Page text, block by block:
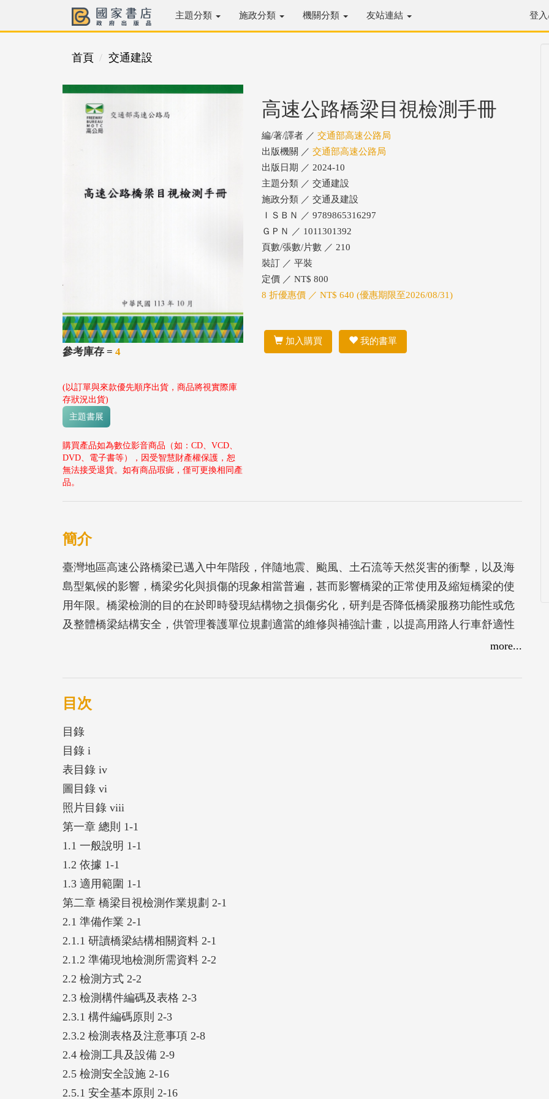
主題分類 施政分類 機關分類 友站連結 登
首頁 交通建設
參考庫存 = 4
(以訂單與來款優先順序出貨，商品將視實際庫
存狀況出貨)
主題書展
購買產品如為數位影音商品（如：CD、VCD、
DVD、電子書等），因受智慧財產權保護，恕
無法接受退貨。如有商品瑕疵，僅可更換相同產
品。
高速公路橋梁目視檢測手冊
編/著/譯者 ／ 交通部高速公路局
出版機關 ／ 交通部高速公路局
出版日期 ／ 2024-10
主題分類 ／ 交通建設
施政分類 ／ 交通及建設
ＩＳＢＮ ／ 9789865316297
ＧＰＮ ／ 1011301392
頁數/張數/片數 ／ 210
裝訂 ／ 平裝
定價 ／ NT$ 800
8 折優惠價 ／ NT$ 640 (優惠期限至2026/08/31)
加入購買 我的書單
簡介
臺灣地區高速公路橋梁已邁入中年階段，伴隨地震、颱風、土石流等天然災害的衝擊，以及海
島型氣候的影響，橋梁劣化與損傷的現象相當普遍，甚而影響橋梁的正常使用及縮短橋梁的使
用年限。橋梁檢測的目的在於即時發現結構物之損傷劣化，研判是否降低橋梁服務功能性或危
及整體橋梁結構安全，供管理養護單位規劃適當的維修與補強計畫，以提高用路人行車舒適性
養護管理機關於其養護或檢測手冊內另行規定，本手冊其作業標準係以不低於部頒規範主文規
定為原則，再增加實際操作性說明及劣化照片及評等供檢測人員參考依循。
more...
目次
目錄
目錄 i
表目錄 iv
圖目錄 vi
照片目錄 viii
第一章 總則 1-1
1.1 一般說明 1-1
1.2 依據 1-1
1.3 適用範圍 1-1
第二章 橋梁目視檢測作業規劃 2-1
2.1 準備作業 2-1
2.1.1 研讀橋梁結構相關資料 2-1
2.1.2 準備現地檢測所需資料 2-2
2.2 檢測方式 2-2
2.3 檢測構件編碼及表格 2-3
2.3.1 構件編碼原則 2-3
2.3.2 檢測表格及注意事項 2-8
2.4 檢測工具及設備 2-9
2.5 檢測安全設施 2-16
2.5.1 安全基本原則 2-16